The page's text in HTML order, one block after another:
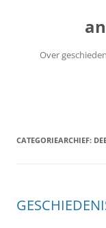
Over
CATEGORIEARCHIEF: